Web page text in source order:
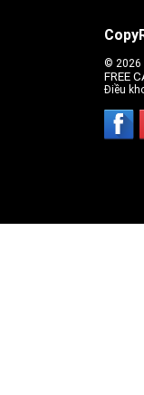
© 2026
FREE
Điều